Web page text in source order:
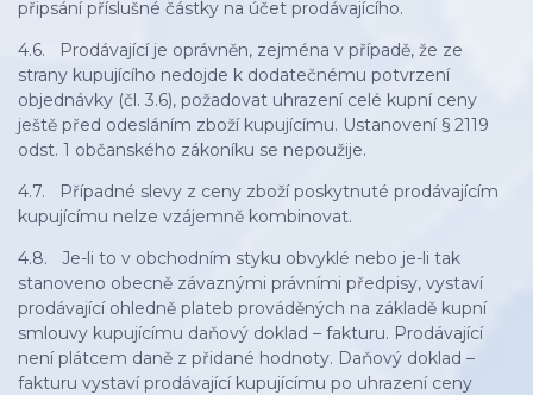
připsání příslušné částky na účet prodávajícího.
4.6. Prodávající je oprávněn, zejména v případě, že ze
strany kupujícího nedojde k dodatečnému potvrzení
objednávky (čl. 3.6), požadovat uhrazení celé kupní ceny
ještě před odesláním zboží kupujícímu. Ustanovení § 2119
odst. 1 občanského zákoníku se nepoužije.
4.7. Případné slevy z ceny zboží poskytnuté prodávajícím
kupujícímu nelze vzájemně kombinovat.
4.8. Je-li to v obchodním styku obvyklé nebo je-li tak
stanoveno obecně závaznými právními předpisy, vystaví
prodávající ohledně plateb prováděných na základě kupní
smlouvy kupujícímu daňový doklad – fakturu. Prodávající
není plátcem daně z přidané hodnoty. Daňový doklad –
fakturu vystaví prodávající kupujícímu po uhrazení ceny